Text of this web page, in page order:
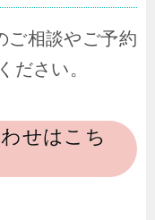
ご相談やご予約
ださい。
せはこち